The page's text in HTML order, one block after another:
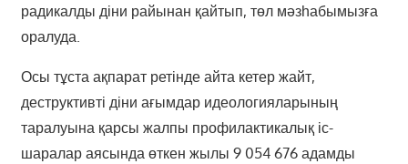
радикалды діни райынан қайтып, төл мәзһабымызға
оралуда.
Осы тұста ақпарат ретінде айта кетер жайт,
деструктивті діни ағымдар идеологияларының
таралуына қарсы жалпы профилактикалық іс-
шаралар аясында өткен жылы 9 054 676 адамды